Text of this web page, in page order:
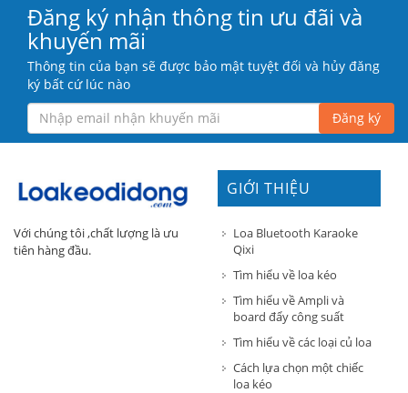
Đăng ký nhận thông tin ưu đãi và
khuyến mãi
Thông tin của bạn sẽ được bảo mật tuyệt đối và hủy đăng
ký bất cứ lúc nào
Đăng ký
Với chúng tôi ,chất lượng là ưu
tiên hàng đầu.
GIỚI THIỆU
Loa Bluetooth Karaoke
Qixi
Tìm hiểu về loa kéo
Tìm hiểu về Ampli và
board đẩy công suất
Tìm hiểu về các loại củ loa
Cách lựa chọn một chiếc
loa kéo